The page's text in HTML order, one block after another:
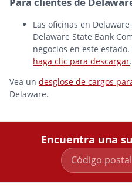
Las oficinas en
Delaware State Bank
negocios en este
haga clic para descargar.
Vea un desglose de cargos
Delaware.
Encuentra una